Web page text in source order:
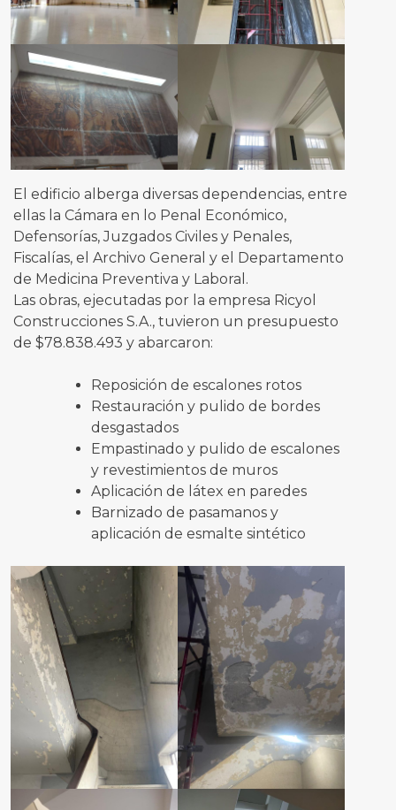
El edificio alberga diversas dependencias, entre
ellas la Cámara en lo Penal Económico,
Defensorías, Juzgados Civiles y Penales,
Fiscalías, el Archivo General y el Departamento
de Medicina Preventiva y Laboral.
Las obras, ejecutadas por la empresa Ricyol
Construcciones S.A., tuvieron un presupuesto
de $78.838.493 y abarcaron:
Reposición de escalones rotos
Restauración y pulido de bordes
desgastados
Empastinado y pulido de escalones
y revestimientos de muros
Aplicación de látex en paredes
Barnizado de pasamanos y
aplicación de esmalte sintético